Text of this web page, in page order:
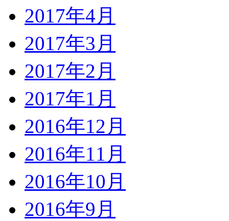
2017年4月
2017年3月
2017年2月
2017年1月
2016年12月
2016年11月
2016年10月
2016年9月